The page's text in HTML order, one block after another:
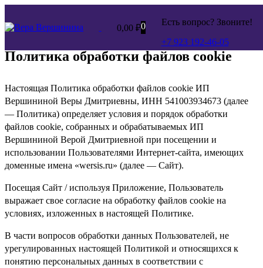
0,00 ₽0
Есть вопрос? Звоните!
+7 923 192-46-05
Политика обработки файлов cookie
Настоящая Политика обработки файлов cookie ИП
Вершининой Веры Дмитриевны, ИНН 541003934673 (далее
— Политика) определяет условия и порядок обработки
файлов cookie, собранных и обрабатываемых ИП
Вершининой Верой Дмитриевной при посещении и
использовании Пользователями Интернет-сайта, имеющих
доменные имена «wersis.ru» (далее — Сайт).
Посещая Сайт / используя Приложение, Пользователь
выражает свое согласие на обработку файлов cookie на
условиях, изложенных в настоящей Политике.
В части вопросов обработки данных Пользователей, не
урегулированных настоящей Политикой и относящихся к
понятию персональных данных в соответствии с